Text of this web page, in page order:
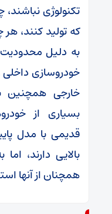
تکنولوژی
که تولید کنند،
به دلیل
خودروسازی داخلی
خارجی همچنین
بسیاری از
قدیمی با مدل
بالایی دارند،
همچنان از آنها